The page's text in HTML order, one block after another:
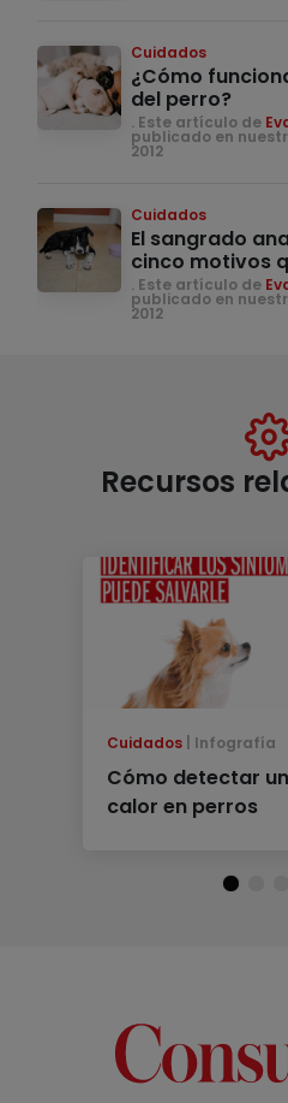
Cuidados
¿Cómo
del perro?
. Este artículo de
publicado en
2012
Cuidados
El sangrado
cinco motivos
. Este artículo de
publicado en
2012
Recursos
Cuidados Infografía
Cómo detectar
calor en perros